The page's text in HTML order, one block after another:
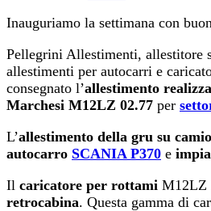
Inauguriamo la settimana con
Pellegrini Allestimenti, allestitore
allestimenti per autocarri e
consegnato l’allestimento
Marchesi M12LZ 02.77 per
L’allestimento della gru su
autocarro SCANIAP370 e
Il caricatore per rottami M12LZ
retrocabina. Questa gamma di